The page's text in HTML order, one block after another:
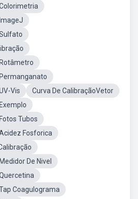
Vis
Curva De CalibraçãoVetor
Tubos
Fosforica
De Nivel
Coagulograma